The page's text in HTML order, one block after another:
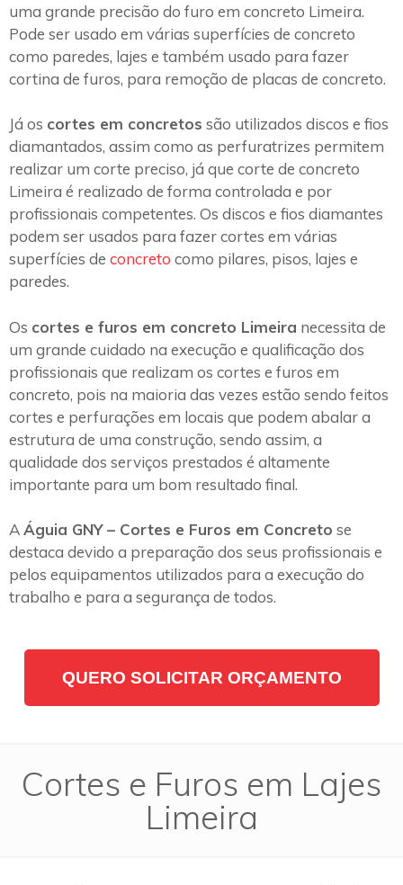
uma grande precisão do furo em concreto Limeira.
Pode ser usado em várias superfícies de concreto
como paredes, lajes e também usado para fazer
cortina de furos, para remoção de placas de concreto.
Já os cortes em concretos são utilizados discos e fios
diamantados, assim como as perfuratrizes permitem
realizar um corte preciso, já que corte de concreto
Limeira é realizado de forma controlada e por
profissionais competentes. Os discos e fios diamantes
podem ser usados para fazer cortes em várias
superfícies de concreto como pilares, pisos, lajes e
paredes.
Os cortes e furos em concreto Limeira necessita de
um grande cuidado na execução e qualificação dos
profissionais que realizam os cortes e furos em
concreto, pois na maioria das vezes estão sendo feitos
cortes e perfurações em locais que podem abalar a
estrutura de uma construção, sendo assim, a
qualidade dos serviços prestados é altamente
importante para um bom resultado final.
AÁguia GNY – Cortes e Furos em Concreto se
destaca devido a preparação dos seus profissionais e
pelos equipamentos utilizados para a execução do
trabalho e para a segurança de todos.
QUERO SOLICITAR ORÇAMENTO
Cortes e Furos em Lajes
Limeira